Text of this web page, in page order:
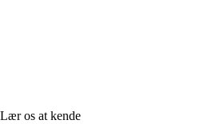
Lær os at kende